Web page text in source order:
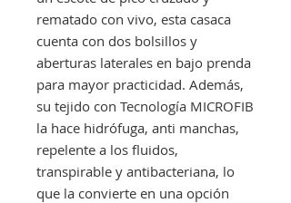
rematado con vivo, esta casaca
cuenta con dos bolsillos y
aberturas laterales en bajo prenda
para mayor practicidad. Además,
su tejido con Tecnología MICROFIB
la hace hidrófuga, anti manchas,
repelente a los fluidos,
transpirable y antibacteriana, lo
que la convierte en una opción